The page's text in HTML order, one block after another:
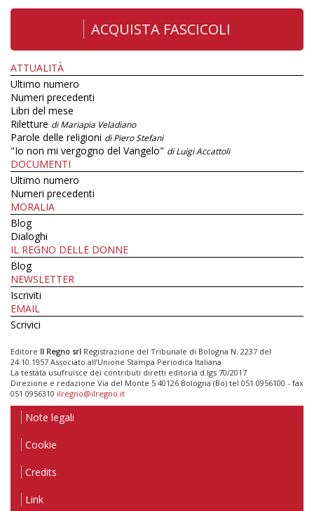
ACQUISTA FASCICOLI
ATTUALITÀ
Ultimo numero
Numeri precedenti
Libri del mese
Riletture di Mariapia Veladiano
Parole delle religioni di Piero Stefani
"Io non mi vergogno del Vangelo" di Luigi Accattoli
DOCUMENTI
Ultimo numero
Numeri precedenti
MORALIA
Blog
Dialoghi
IL REGNO DELLE DONNE
Blog
NEWSLETTER
Iscriviti
EMAIL
Scrivici
Editore Il Regno srl Registrazione del Tribunale di Bologna N. 2237 del
24.10.1957 Associato all’Unione Stampa Periodica Italiana
La testata usufruisce dei contributi diretti editoria d.lgs 70/2017
Direzione e redazione Via del Monte 5 40126 Bologna (Bo) tel 051 0956100 - fax
051 0956310 ilregno@ilregno.it
Note legali
Cookie
Credits
Link